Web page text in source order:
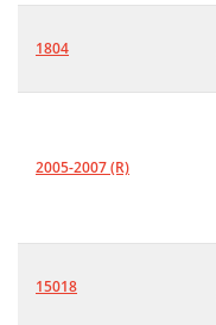
1804
2005-2007 (R)
15018